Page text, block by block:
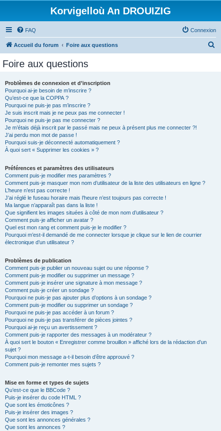
Korvigelloù An DROUIZIG
FAQ Connexion
Accueil du forum Foire aux questions
Foire aux questions
Problèmes de connexion et d’inscription
Pourquoi ai-je besoin de m’inscrire ?
Qu’est-ce que la COPPA ?
Pourquoi ne puis-je pas m’inscrire ?
Je suis inscrit mais je ne peux pas me connecter !
Pourquoi ne puis-je pas me connecter ?
Je m’étais déjà inscrit par le passé mais ne peux à présent plus me connecter ?!
J’ai perdu mon mot de passe !
Pourquoi suis-je déconnecté automatiquement ?
À quoi sert « Supprimer les cookies » ?
Préférences et paramètres des utilisateurs
Comment puis-je modifier mes paramètres ?
Comment puis-je masquer mon nom d’utilisateur de la liste des utilisateurs en ligne ?
L’heure n’est pas correcte !
J’ai réglé le fuseau horaire mais l’heure n’est toujours pas correcte !
Ma langue n’apparaît pas dans la liste !
Que signifient les images situées à côté de mon nom d’utilisateur ?
Comment puis-je afficher un avatar ?
Quel est mon rang et comment puis-je le modifier ?
Pourquoi m’est-il demandé de me connecter lorsque je clique sur le lien de courrier
électronique d’un utilisateur ?
Problèmes de publication
Comment puis-je publier un nouveau sujet ou une réponse ?
Comment puis-je modifier ou supprimer un message ?
Comment puis-je insérer une signature à mon message ?
Comment puis-je créer un sondage ?
Pourquoi ne puis-je pas ajouter plus d’options à un sondage ?
Comment puis-je modifier ou supprimer un sondage ?
Pourquoi ne puis-je pas accéder à un forum ?
Pourquoi ne puis-je pas transférer de pièces jointes ?
Pourquoi ai-je reçu un avertissement ?
Comment puis-je rapporter des messages à un modérateur ?
À quoi sert le bouton « Enregistrer comme brouillon » affiché lors de la rédaction d’un
sujet ?
Pourquoi mon message a-t-il besoin d’être approuvé ?
Comment puis-je remonter mes sujets ?
Mise en forme et types de sujets
Qu’est-ce que le BBCode ?
Puis-je insérer du code HTML ?
Que sont les émoticônes ?
Puis-je insérer des images ?
Que sont les annonces générales ?
Que sont les annonces ?